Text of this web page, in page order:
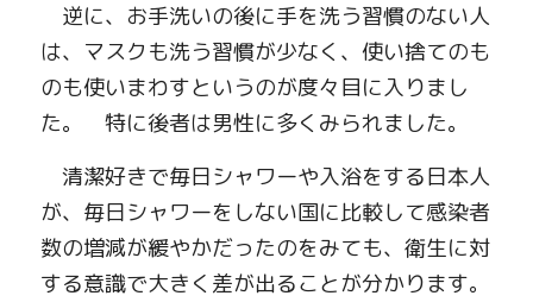
逆に、お手洗いの後に手を洗う習慣のない人
は、マスクも洗う習慣が少なく、使い捨てのも
のも使いまわすというのが度々目に入りまし
た。　特に後者は男性に多くみられました。
清潔好きで毎日シャワーや入浴をする日本人
が、毎日シャワーをしない国に比較して感染者
数の増減が緩やかだったのをみても、衛生に対
する意識で大きく差が出ることが分かります。